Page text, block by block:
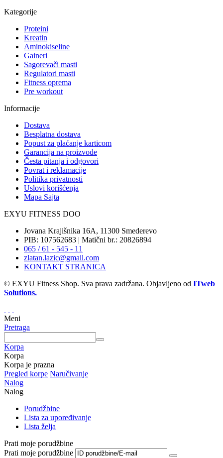
Kategorije
Proteini
Kreatin
Aminokiseline
Gaineri
Sagorevači masti
Regulatori masti
Fitness oprema
Pre workout
Informacije
Dostava
Besplatna dostava
Popust za plaćanje karticom
Garancija na proizvode
Česta pitanja i odgovori
Povrat i reklamacije
Politika privatnosti
Uslovi korišćenja
Mapa Sajta
EXYU FITNESS DOO
Jovana Krajišnika 16A, 11300 Smederevo
PIB: 107562683 | Matični br.: 20826894
065 / 61 - 545 - 11
zlatan.lazic@gmail.com
KONTAKT STRANICA
© EXYU Fitness Shop. Sva prava zadržana. Objavljeno od ITweb
Solutions.
Meni
Pretraga
Korpa
Korpa
Korpa je prazna
Pregled korpe Naručivanje
Nalog
Nalog
Porudžbine
Lista za upoređivanje
Lista želja
Prati moje porudžbine
Prati moje porudžbine